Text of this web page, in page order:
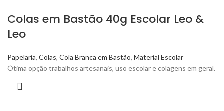
Colas em Bastão 40g Escolar Leo &
Leo
Papelaria, Colas, Cola Branca em Bastão, Material Escolar
Ótima opção trabalhos artesanais, uso escolar e colagens em geral.